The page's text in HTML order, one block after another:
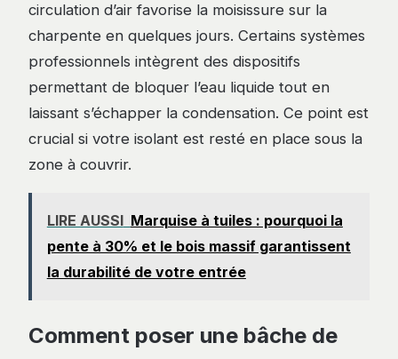
circulation d’air favorise la moisissure sur la
charpente en quelques jours. Certains systèmes
professionnels intègrent des dispositifs
permettant de bloquer l’eau liquide tout en
laissant s’échapper la condensation. Ce point est
crucial si votre isolant est resté en place sous la
zone à couvrir.
LIRE AUSSI Marquise à tuiles : pourquoi la
pente à 30% et le bois massif garantissent
la durabilité de votre entrée
Comment poser une bâche de